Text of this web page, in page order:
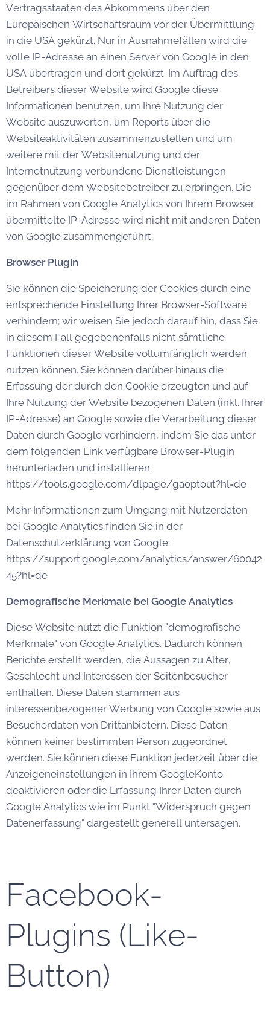
Vertragsstaaten des Abkommens über den
Europäischen Wirtschaftsraum vor der Übermittlung
in die USA gekürzt. Nur in Ausnahmefällen wird die
volle IP-Adresse an einen Server von Google in den
USA übertragen und dort gekürzt. Im Auftrag des
Betreibers dieser Website wird Google diese
Informationen benutzen, um Ihre Nutzung der
Website auszuwerten, um Reports über die
Websiteaktivitäten zusammenzustellen und um
weitere mit der Websitenutzung und der
Internetnutzung verbundene Dienstleistungen
gegenüber dem Websitebetreiber zu erbringen. Die
im Rahmen von Google Analytics von Ihrem Browser
übermittelte IP-Adresse wird nicht mit anderen Daten
von Google zusammengeführt.
Browser Plugin
Sie können die Speicherung der Cookies durch eine
entsprechende Einstellung Ihrer Browser-Software
verhindern; wir weisen Sie jedoch darauf hin, dass Sie
in diesem Fall gegebenenfalls nicht sämtliche
Funktionen dieser Website vollumfänglich werden
nutzen können. Sie können darüber hinaus die
Erfassung der durch den Cookie erzeugten und auf
Ihre Nutzung der Website bezogenen Daten (inkl. Ihrer
IP-Adresse) an Google sowie die Verarbeitung dieser
Daten durch Google verhindern, indem Sie das unter
dem folgenden Link verfügbare Browser-Plugin
herunterladen und installieren:
https://tools.google.com/dlpage/gaoptout?hl=de
Mehr Informationen zum Umgang mit Nutzerdaten
bei Google Analytics finden Sie in der
Datenschutzerklärung von Google:
https://support.google.com/analytics/answer/60042
45?hl=de
Demografische Merkmale bei Google Analytics
Diese Website nutzt die Funktion "demografische
Merkmale" von Google Analytics. Dadurch können
Berichte erstellt werden, die Aussagen zu Alter,
Geschlecht und Interessen der Seitenbesucher
enthalten. Diese Daten stammen aus
interessenbezogener Werbung von Google sowie aus
Besucherdaten von Drittanbietern. Diese Daten
können keiner bestimmten Person zugeordnet
werden. Sie können diese Funktion jederzeit über die
Anzeigeneinstellungen in Ihrem GoogleKonto
deaktivieren oder die Erfassung Ihrer Daten durch
Google Analytics wie im Punkt "Widerspruch gegen
Datenerfassung" dargestellt generell untersagen.
Facebook-
Plugins (Like-
Button)